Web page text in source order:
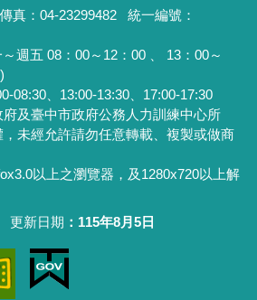
真：04-23299482 統一編號：
週五 08：00～12：00 、 13：00～
08:30、13:00-13:30、17:00-17:30
及臺中市政府公務人力訓練中心所
未經允許請勿任意轉載、複製或做商
以上之瀏覽器，及1280x720以上解
更新日期 115年8月5日